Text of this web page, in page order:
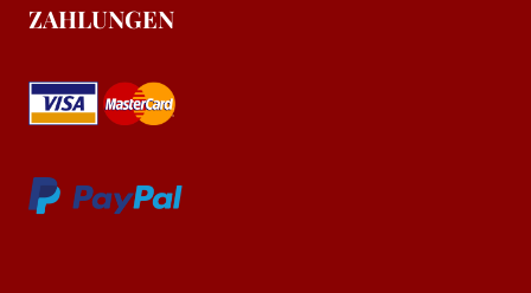
ZAHLUNGEN